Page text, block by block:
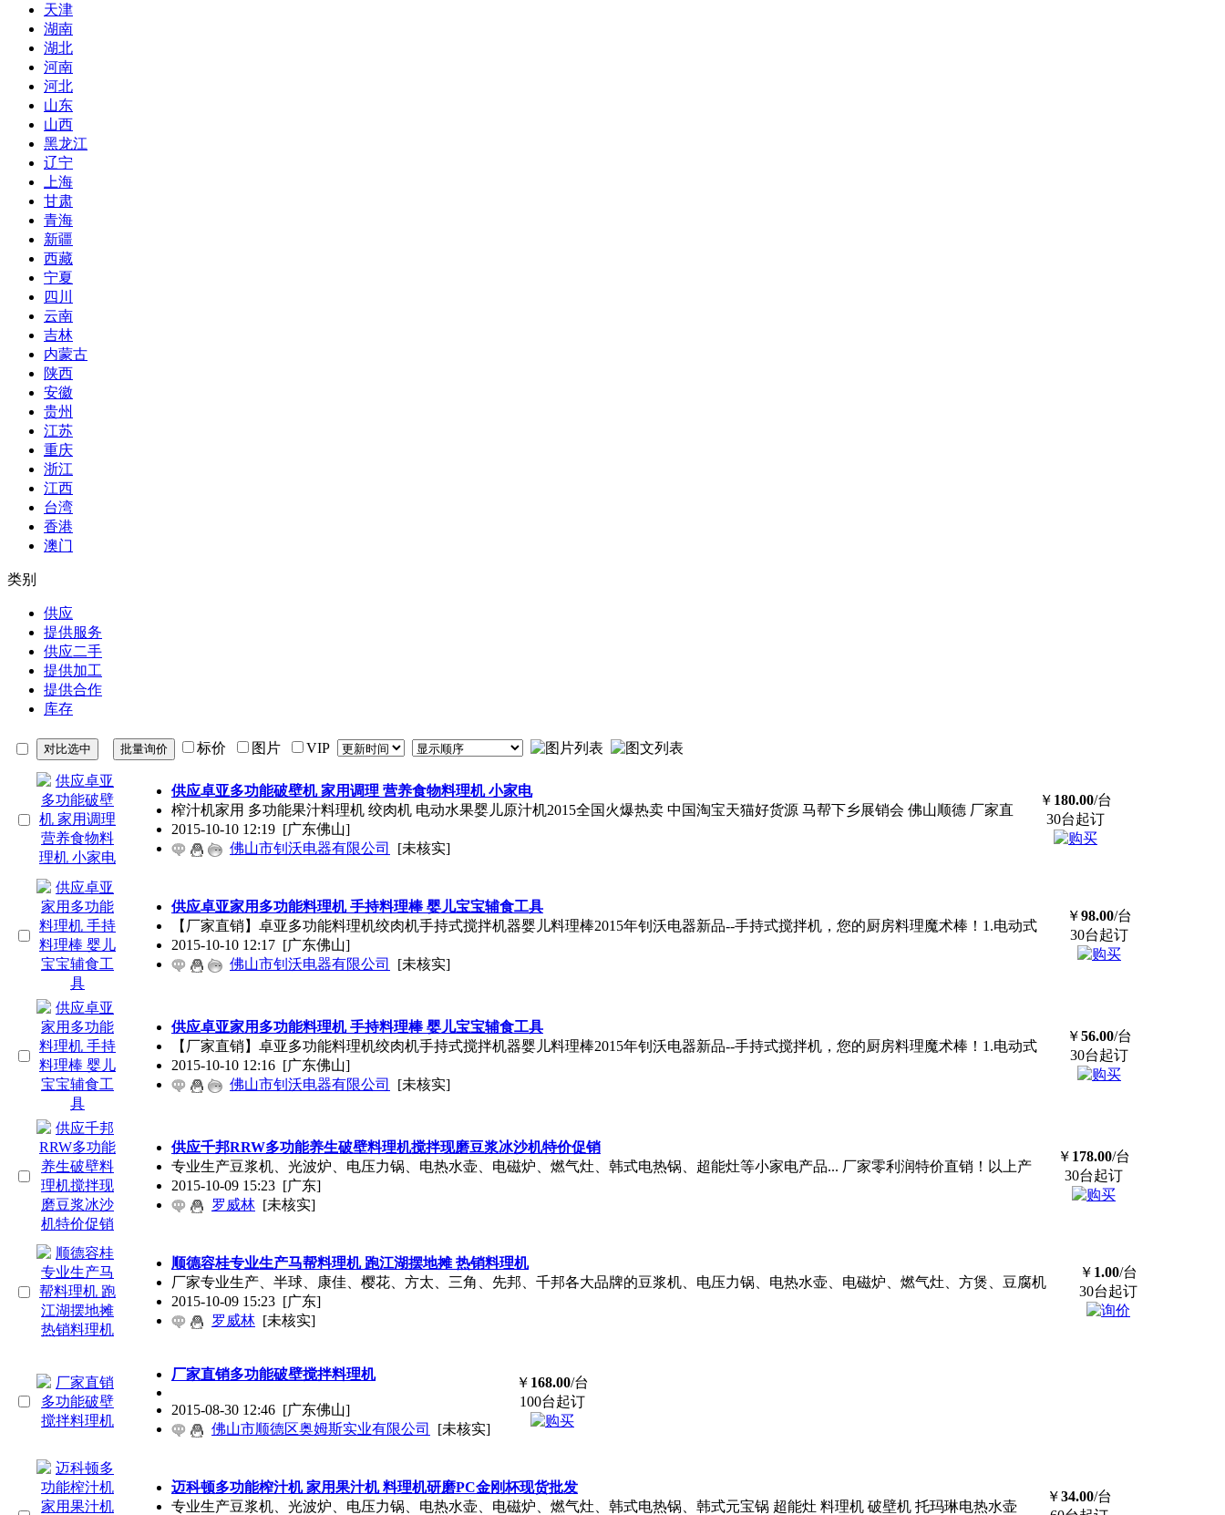
天津
湖南
湖北
河南
河北
山东
山西
黑龙江
辽宁
上海
甘肃
青海
新疆
西藏
宁夏
四川
云南
吉林
内蒙古
陕西
安徽
贵州
江苏
重庆
浙江
江西
台湾
香港
澳门
类别
供应
提供服务
供应二手
提供加工
提供合作
库存
标价 图片 VIP
供应卓亚多功能破壁机 家用调理 营养食物料理机 小家电
榨汁机家用 多功能果汁料理机 绞肉机 电动水果婴儿原汁机2015全国火爆热卖 中国淘宝天猫好货源 马帮下乡展销会 佛山顺德 厂家直
2015-10-10 12:19 [广东佛山]
佛山市钊沃电器有限公司
[未核实]
￥ 180.00/台
30台起订
供应卓亚家用多功能料理机 手持料理棒 婴儿宝宝辅食工具
【厂家直销】卓亚多功能料理机绞肉机手持式搅拌机器婴儿料理棒2015年钊沃电器新品--手持式搅拌机，您的厨房料理魔术棒！1.电动式
2015-10-10 12:17 [广东佛山]
佛山市钊沃电器有限公司
[未核实]
￥98.00/台
30台起订
供应卓亚家用多功能料理机 手持料理棒 婴儿宝宝辅食工具
【厂家直销】卓亚多功能料理机绞肉机手持式搅拌机器婴儿料理棒2015年钊沃电器新品--手持式搅拌机，您的厨房料理魔术棒！1.电动式
2015-10-10 12:16 [广东佛山]
佛山市钊沃电器有限公司
[未核实]
￥56.00/台
30台起订
供应千邦RRW多功能养生破壁料理机搅拌现磨豆浆冰沙机特价促销
专业生产豆浆机、光波炉、电压力锅、电热水壶、电磁炉、燃气灶、韩式电热锅、超能灶等小家电产品... 厂家零利润特价直销！以上产
2015-10-09 15:23 [广东]
罗威林 [未核实]
￥ 178.00/台
30台起订
顺德容桂专业生产马帮料理机 跑江湖摆地摊 热销料理机
厂家专业生产、半球、康佳、樱花、方太、三角、先邦、千邦各大品牌的豆浆机、电压力锅、电热水壶、电磁炉、燃气灶、方煲、豆腐机
2015-10-09 15:23 [广东]
罗威林 [未核实]
￥ 1.00/台
30台起订
厂家直销多功能破壁搅拌料理机
2015-08-30 12:46 [广东佛山]
佛山市顺德区奥姆斯实业有限公司
[未核实]
￥ 168.00/台
100台起订
迈科顿多功能榨汁机 家用果汁机 料理机研磨PC金刚杯现货批发
专业生产豆浆机、光波炉、电压力锅、电热水壶、电磁炉、燃气灶、韩式电热锅、韩式元宝锅 超能灶 料理机 破壁机 托玛琳电热水壶
￥34.00/台